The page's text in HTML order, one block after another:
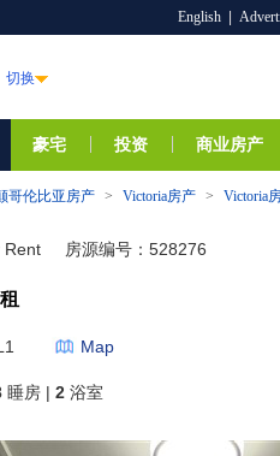
English
切换
豪宅 投资 商业房产
哥伦比亚房产 > Victoria房产 > Victoria
Rent 房源编号：528276
Map
睡房 | 2 浴室